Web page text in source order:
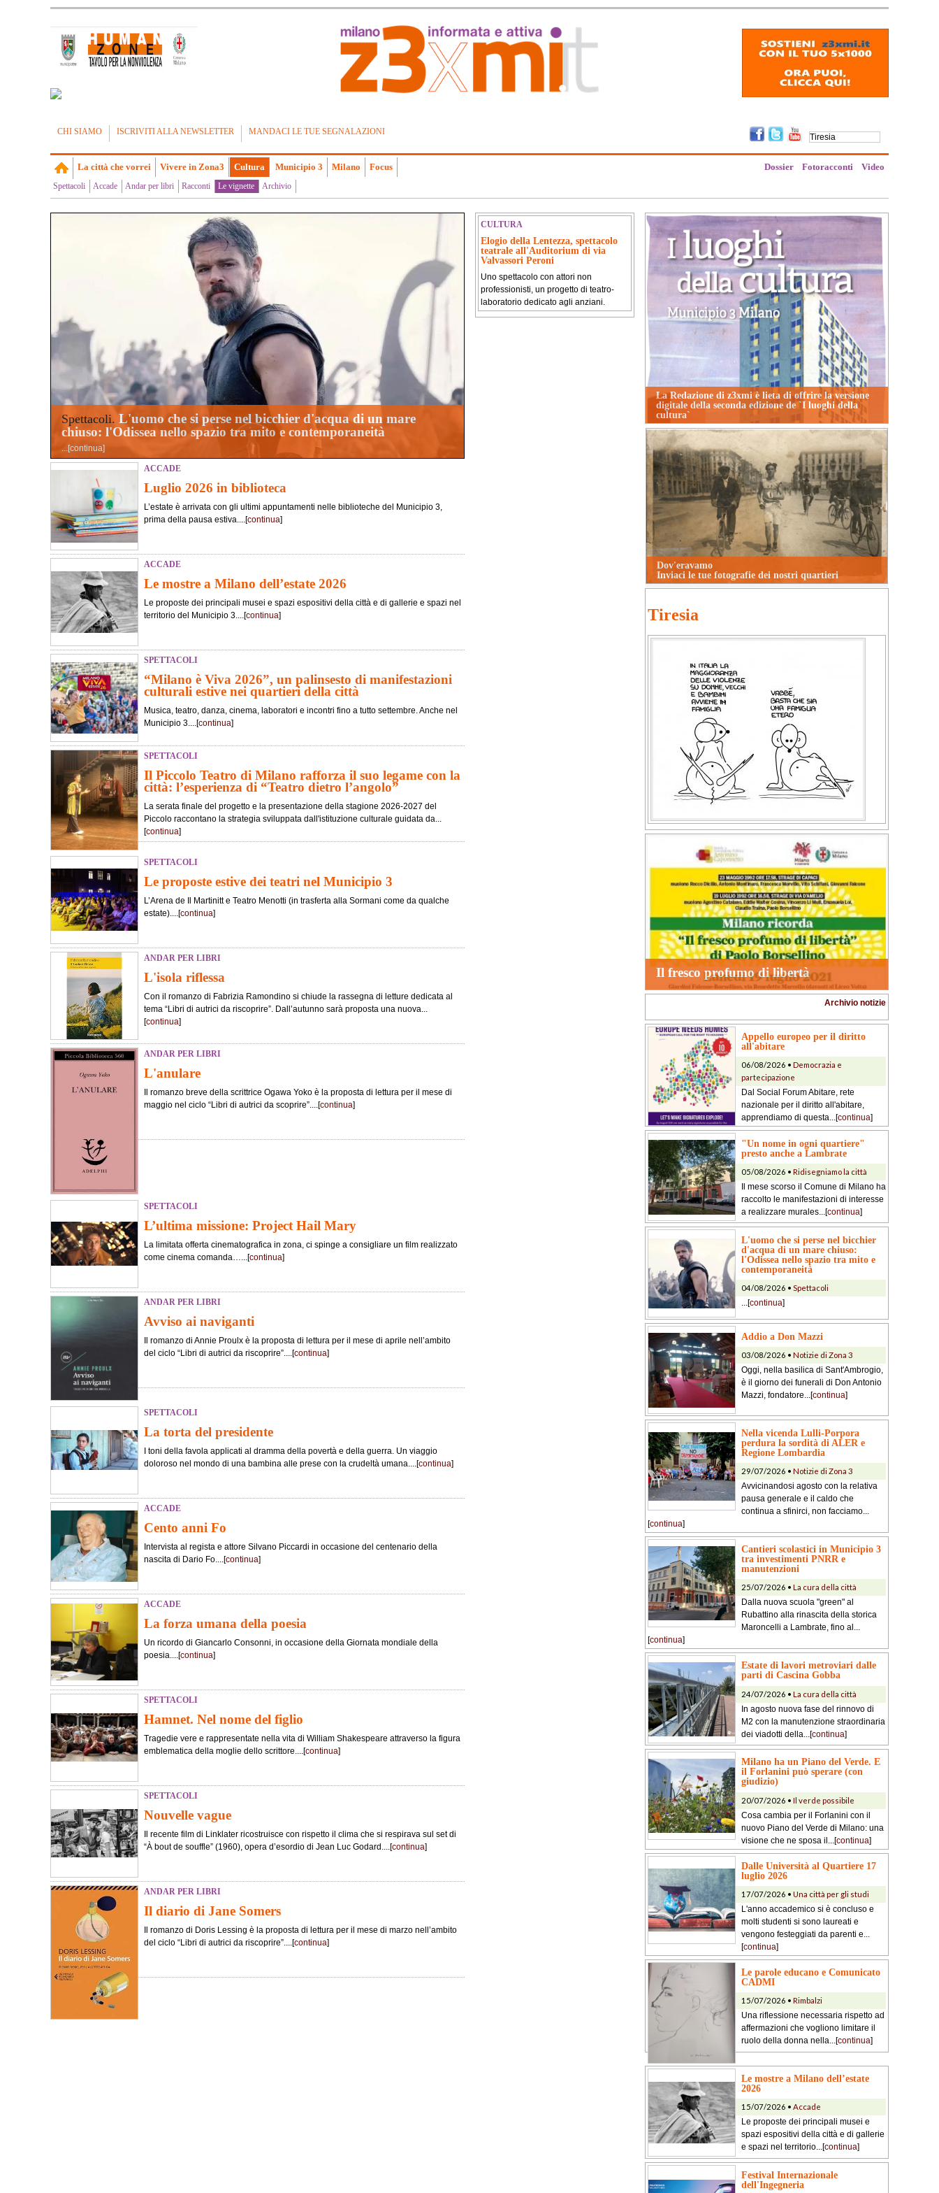
CHI SIAMO ISCRIVITI ALLA NEWSLETTER MANDACI LE TUE SEGNALAZIONI
La città che vorrei Vivere in Zona3 Cultura Municipio 3 Milano Focus Dossier Fotoracconti Video
Spettacoli Accade Andar per libri Racconti Le vignette Archivio
Spettacoli. L'uomo che si perse nel bicchier d'acqua di un mare
chiuso: l'Odissea nello spazio tra mito e contemporaneità
...[continua]
ACCADE
Luglio 2026 in biblioteca
L’estate è arrivata con gli ultimi appuntamenti nelle biblioteche del Municipio 3,
prima della pausa estiva....[continua]
ACCADE
Le mostre a Milano dell’estate 2026
Le proposte dei principali musei e spazi espositivi della città e di gallerie e spazi nel
territorio del Municipio 3....[continua]
SPETTACOLI
“Milano è Viva 2026”, un palinsesto di manifestazioni
culturali estive nei quartieri della città
Musica, teatro, danza, cinema, laboratori e incontri fino a tutto settembre. Anche nel
Municipio 3....[continua]
SPETTACOLI
Il Piccolo Teatro di Milano rafforza il suo legame con la
città: l’esperienza di “Teatro dietro l’angolo”
La serata finale del progetto e la presentazione della stagione 2026-2027 del
Piccolo raccontano la strategia sviluppata dall'istituzione culturale guidata da...
[continua]
SPETTACOLI
Le proposte estive dei teatri nel Municipio 3
L’Arena de Il Martinitt e Teatro Menotti (in trasferta alla Sormani come da qualche
estate)....[continua]
ANDAR PER LIBRI
L'isola riflessa
Con il romanzo di Fabrizia Ramondino si chiude la rassegna di letture dedicata al
tema “Libri di autrici da riscoprire”. Dall’autunno sarà proposta una nuova...
[continua]
ANDAR PER LIBRI
L'anulare
Il romanzo breve della scrittrice Ogawa Yoko è la proposta di lettura per il mese di
maggio nel ciclo “Libri di autrici da scoprire”....[continua]
SPETTACOLI
L’ultima missione: Project Hail Mary
La limitata offerta cinematografica in zona, ci spinge a consigliare un film realizzato
come cinema comanda…...[continua]
ANDAR PER LIBRI
Avviso ai naviganti
Il romanzo di Annie Proulx è la proposta di lettura per il mese di aprile nell’ambito
del ciclo “Libri di autrici da riscoprire”....[continua]
SPETTACOLI
La torta del presidente
I toni della favola applicati al dramma della povertà e della guerra. Un viaggio
doloroso nel mondo di una bambina alle prese con la crudeltà umana....[continua]
ACCADE
Cento anni Fo
Intervista al regista e attore Silvano Piccardi in occasione del centenario della
nascita di Dario Fo....[continua]
ACCADE
La forza umana della poesia
Un ricordo di Giancarlo Consonni, in occasione della Giornata mondiale della
poesia....[continua]
SPETTACOLI
Hamnet. Nel nome del figlio
Tragedie vere e rappresentate nella vita di William Shakespeare attraverso la figura
emblematica della moglie dello scrittore....[continua]
SPETTACOLI
Nouvelle vague
Il recente film di Linklater ricostruisce con rispetto il clima che si respirava sul set di
“À bout de souffle” (1960), opera d’esordio di Jean Luc Godard....[continua]
ANDAR PER LIBRI
Il diario di Jane Somers
Il romanzo di Doris Lessing è la proposta di lettura per il mese di marzo nell’ambito
del ciclo “Libri di autrici da riscoprire”....[continua]
CULTURA
Elogio della Lentezza, spettacolo
teatrale all'Auditorium di via
Valvassori Peroni
Uno spettacolo con attori non
professionisti, un progetto di teatro-
laboratorio dedicato agli anziani.
La Redazione di z3xmi è lieta di offrire la versione
digitale della seconda edizione de `I luoghi della
cultura`
Dov'eravamo
Inviaci le tue fotografie dei nostri quartieri
Tiresia
Il fresco profumo di libertà
Archivio notizie
Appello europeo per il diritto
all'abitare
06/08/2026 • Democrazia e
partecipazione
Dal Social Forum Abitare, rete
nazionale per il diritto all'abitare,
apprendiamo di questa...[continua]
"Un nome in ogni quartiere"
presto anche a Lambrate
05/08/2026 • Ridisegniamo la città
Il mese scorso il Comune di Milano ha
raccolto le manifestazioni di interesse
a realizzare murales...[continua]
L'uomo che si perse nel bicchier
d'acqua di un mare chiuso:
l'Odissea nello spazio tra mito e
contemporaneità
04/08/2026 • Spettacoli
...[continua]
Addio a Don Mazzi
03/08/2026 • Notizie di Zona 3
Oggi, nella basilica di Sant'Ambrogio,
è il giorno dei funerali di Don Antonio
Mazzi, fondatore...[continua]
Nella vicenda Lulli-Porpora
perdura la sordità di ALER e
Regione Lombardia
29/07/2026 • Notizie di Zona 3
Avvicinandosi agosto con la relativa
pausa generale e il caldo che
continua a sfinirci, non facciamo...
[continua]
Cantieri scolastici in Municipio 3
tra investimenti PNRR e
manutenzioni
25/07/2026 • La cura della città
Dalla nuova scuola "green" al
Rubattino alla rinascita della storica
Maroncelli a Lambrate, fino al...
[continua]
Estate di lavori metroviari dalle
parti di Cascina Gobba
24/07/2026 • La cura della città
In agosto nuova fase del rinnovo di
M2 con la manutenzione straordinaria
dei viadotti della...[continua]
Milano ha un Piano del Verde. E
il Forlanini può sperare (con
giudizio)
20/07/2026 • Il verde possibile
Cosa cambia per il Forlanini con il
nuovo Piano del Verde di Milano: una
visione che ne sposa il...[continua]
Dalle Università al Quartiere 17
luglio 2026
17/07/2026 • Una città per gli studi
L'anno accademico si è concluso e
molti studenti si sono laureati e
vengono festeggiati da parenti e...
[continua]
Le parole educano e Comunicato
CADMI
15/07/2026 • Rimbalzi
Una riflessione necessaria rispetto ad
affermazioni che vogliono limitare il
ruolo della donna nella...[continua]
Le mostre a Milano dell’estate
2026
15/07/2026 • Accade
Le proposte dei principali musei e
spazi espositivi della città e di gallerie
e spazi nel territorio...[continua]
Festival Internazionale
dell'Ingegneria